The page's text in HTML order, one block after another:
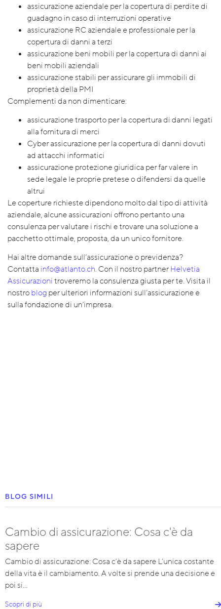
assicurazione aziendale per la copertura di perdite di
guadagno in caso di interruzioni operative
assicurazione RC aziendale e professionale per la
copertura di danni a terzi
assicurazione beni mobili per la copertura di danni ai
beni mobili aziendali
assicurazione stabili per assicurare gli immobili di
proprietà della PMI
Complementi da non dimenticare:
assicurazione trasporto per la copertura di danni legati
alla fornitura di merci
Cyber assicurazione per la copertura di danni dovuti
ad attacchi informatici
assicurazione protezione giuridica per far valere in
sede legale le proprie pretese o difendersi da quelle
altrui
Le coperture richieste dipendono molto dal tipo di attività
aziendale, alcune assicurazioni offrono pertanto una
consulenza per valutare i rischi e trovare una soluzione a
pacchetto ottimale, proposta, da un unico fornitore.
Hai altre domande sull’assicurazione o previdenza?
Contatta info@atlanto.ch. Con il nostro partnerHelvetia
Assicurazionitroveremo la consulenza giusta per te. Visita il
nostroblog per ulteriori informazioni sull’assicurazione e
sulla fondazione di un’impresa.
BLOG SIMILI
Cambio di assicurazione: Cosa c'è da
sapere
Cambio di assicurazione: Cosa c’è da sapere L’unica costante
della vita è il cambiamento. A volte si prende una decisione e
poi si…
Scopri di più